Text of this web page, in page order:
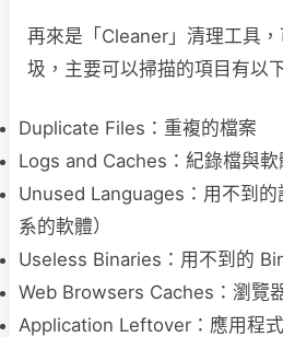
再來是「Cleaner」清理工具
圾，主要可以掃描的項目有以
Duplicate Files：重複的檔案
Logs and Caches：紀錄檔與軟
Unused Languages：用不到
系的軟體）
Useless Binaries：用不到的
Web Browsers Caches：瀏覽
Application Leftover：應用程